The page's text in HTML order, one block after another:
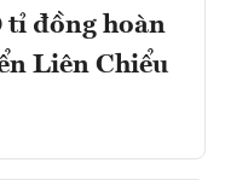
đồng hoàn
Liên Chiểu